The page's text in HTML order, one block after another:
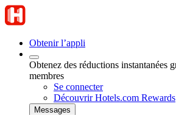
Obtenir l’appli
Obtenez des réductions instantanées
membres
Se connecter
Découvrir Hotels.com Rewards
Messages